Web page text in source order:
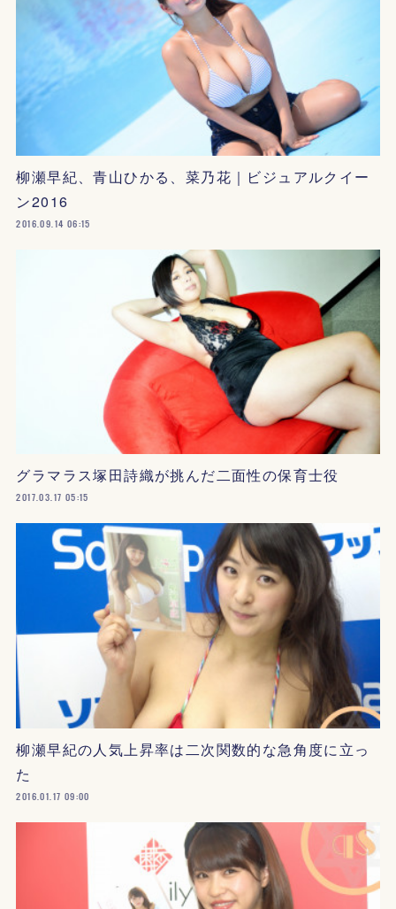
柳瀬早紀、青山ひかる、菜乃花｜ビジュアルクイー
ン2016
2016.09.14 06:15
グラマラス塚田詩織が挑んだ二面性の保育士役
2017.03.17 05:15
柳瀬早紀の人気上昇率は二次関数的な急角度に立っ
た
2016.01.17 09:00